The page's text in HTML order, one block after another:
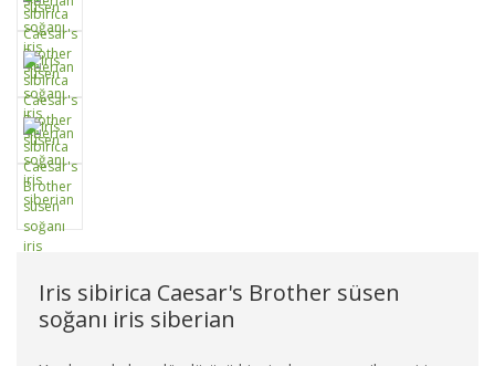
Iris sibirica Caesar's Brother süsen
soğanı iris siberian